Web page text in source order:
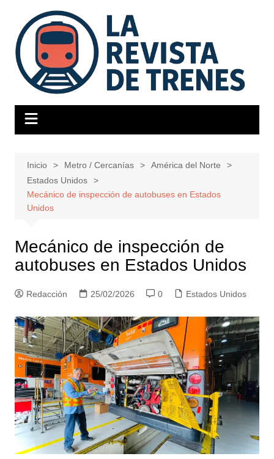
contenido
Inicio Metro / Cercanías
América del Norte
Estados Unidos
Mecánico de inspección de autobuses en Estados
Unidos
Mecánico de inspección de
autobuses en Estados Unidos
Redacción 25/02/2026 0 Estados Unidos